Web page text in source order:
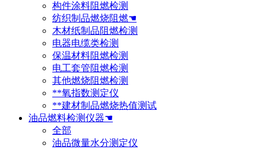
构件涂料阻燃检测
纺织制品燃烧阻燃☚
木材纸制品阻燃检测
电器电缆类检测
保温材料阻燃检测
电工套管阻燃检测
其他燃烧阻燃检测
**氧指数测定仪
**建材制品燃烧热值测试
油品燃料检测仪器☚
全部
油品微量水分测定仪